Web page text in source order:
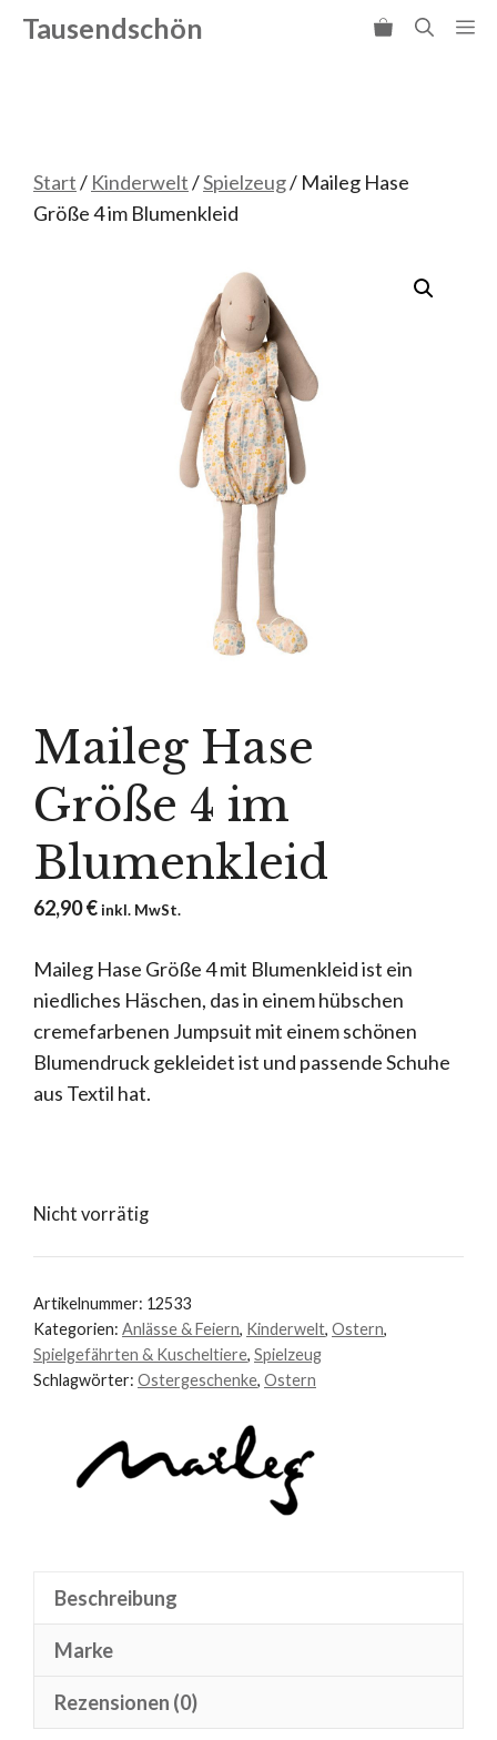
Zum
Inhalt
Tausendschön
Start/ Kinderwelt/Spielzeug/ Maileg Hase
Größe 4 im Blumenkleid
Maileg Hase
Größe 4 im
Blumenkleid
62,90€ inkl. MwSt.
Maileg Hase Größe 4 mit Blumenkleid ist ein
niedliches Häschen, das in einem hübschen
cremefarbenen Jumpsuit mit einem schönen
Blumendruck gekleidet ist und passende Schuhe
aus Textil hat.
Nicht vorrätig
Artikelnummer: 12533
Kategorien: Anlässe & Feiern, Kinderwelt, Ostern,
Spielgefährten & Kuscheltiere, Spielzeug
Schlagwörter: Ostergeschenke, Ostern
Beschreibung
Marke
Rezensionen (0)